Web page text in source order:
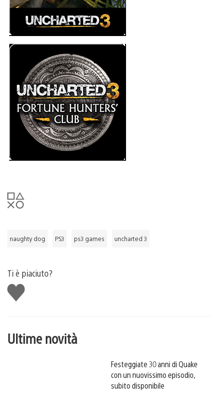
naughty dog PS3 ps3 games uncharted 3
Ti è piaciuto?
Mi
piace
Ultime novità
Festeggiate 30 anni di Quake
con un nuovissimo episodio,
subito disponibile